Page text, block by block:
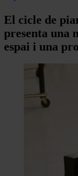
El cicle de
presenta una
espai i una